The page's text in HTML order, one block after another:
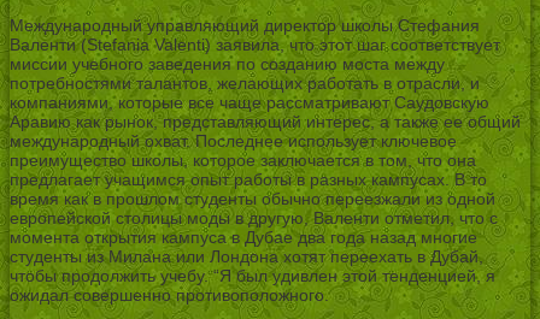
Международный управляющий директор школы Стефания
Валенти (Stefania Valenti) заявила, что этот шаг соответствует
миссии учебного заведения по созданию моста между
потребностями талантов, желающих работать в отрасли, и
компаниями, которые все чаще рассматривают Саудовскую
Аравию как рынок, представляющий интерес, а также ее общий
международный охват. Последнее использует ключевое
преимущество школы, которое заключается в том, что она
предлагает учащимся опыт работы в разных кампусах. В то
время как в прошлом студенты обычно переезжали из одной
европейской столицы моды в другую, Валенти отметил, что с
момента открытия кампуса в Дубае два года назад многие
студенты из Милана или Лондона хотят переехать в Дубай,
чтобы продолжить учебу. “Я был удивлен этой тенденцией, я
ожидал совершенно противоположного.